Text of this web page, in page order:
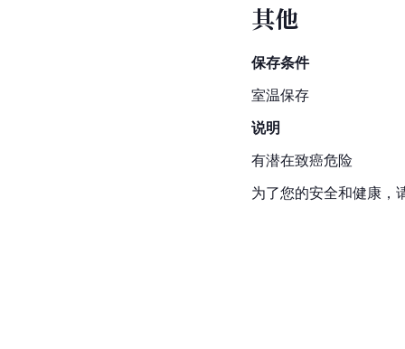
其他
保存条件
室温保存
说明
有潜在致癌危险
为了您的安全和健康，